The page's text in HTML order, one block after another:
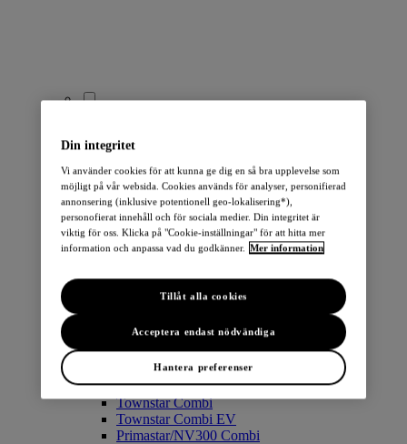
Qashqai
LEAF
ARIYA
X-Trail
Townstar Combi
Townstar Combi EV
Primastar/NV300 Combi
Din integritet
Vi använder cookies för att kunna ge dig en så bra upplevelse som
möjligt på vår websida. Cookies används för analyser, personifierad
annonsering (inklusive potentionell geo-lokalisering*),
personofierat innehåll och för sociala medier. Din integritet är
viktig för oss. Klicka på "Cookie-inställningar" för att hitta mer
information och anpassa vad du godkänner. Mer information
Hantera preferenser
Acceptera endast nödvändiga
Tillåt alla cookies